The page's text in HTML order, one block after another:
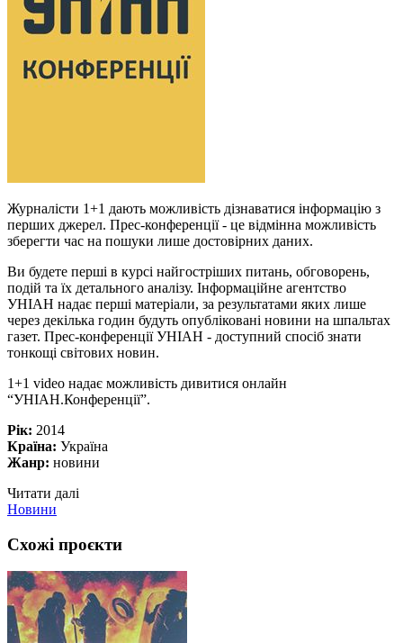
Журналісти 1+1 дають можливість дізнаватися інформацію з
перших джерел. Прес-конференції - це відмінна можливість
зберегти час на пошуки лише достовірних даних.
Ви будете перші в курсі найгостріших питань, обговорень,
подій та їх детального аналізу. Інформаційне агентство
УНІАН надає перші матеріали, за результатами яких лише
через декілька годин будуть опубліковані новини на шпальтах
газет. Прес-конференції УНІАН - доступний спосіб знати
тонкощі світових новин.
1+1 video надає можливість дивитися онлайн
“УНІАН.Конференції”.
Рік: 2014
Країна: Україна
Жанр: новини
Читати далі
Новини
Схожі проєкти